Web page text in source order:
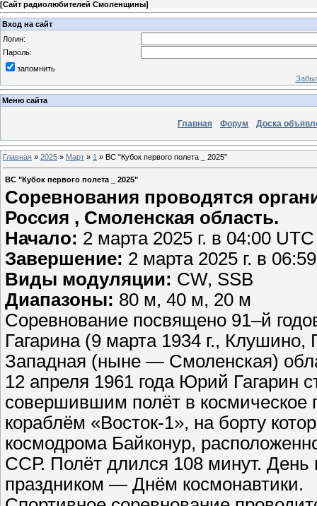
[Сайт радиолюбителей Смоленщины]
Вход на сайт
Логин:
Пароль:
запомнить
Меню сайта
Главная Форум Доска
Главная » 2025 » Март » 1 » ВС "Кубок первого полета _ 2025"
ВС "Кубок первого полета _ 2025"
Соревнования проводятся
Россия , Смоленская область.
Начало: 2 марта 2025 г. в 04:00 UTC
Завершение: 2 марта 2025 г. в
Виды модуляции: CW, SSB
Диапазоны: 80 м, 40 м, 20 м
Соревнование посвящено 91–й
Гагарина (9 марта 1934 г.,
Западная (ныне — Смоленская)
12 апреля 1961 года Юрий Гагарин
совершившим полёт в космическое
кораблём «Восток-1», на борту
космодрома Байконур,
ССР. Полёт длился 108 минут. День
праздником — Днём космонавтики.